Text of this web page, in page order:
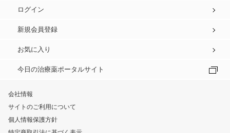
ログイン
新規会員登録
お気に入り
今日の治療薬ポータルサイト
会社情報
サイトのご利用について
個人情報保護方針